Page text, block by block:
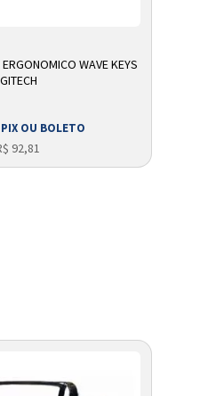
A SACOLA
WAVE KEYS
OU BOLETO
92,81